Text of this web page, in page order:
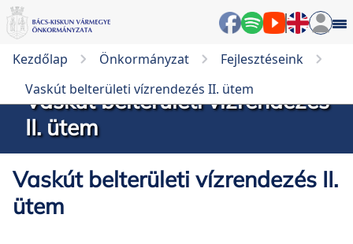
Kezdőlap Önkormányzat
Fejlesztéseink
Vaskút belterületi vízrendezés II. ütem
Vaskút belterületi vízrendezés
II. ütem
Vaskút belterületi vízrendezés II.
ütem